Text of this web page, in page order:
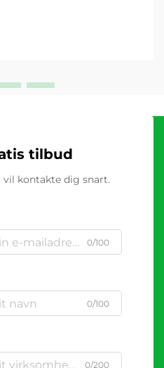
tilbud
kontakte dig snart.
0/100
0/100
0/200